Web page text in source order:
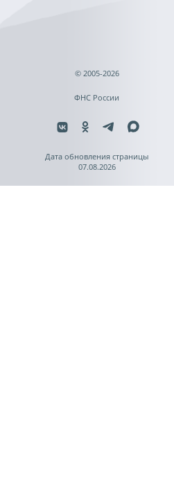
© 2005-2026
ФНС России
Дата обновления страницы
07.08.2026